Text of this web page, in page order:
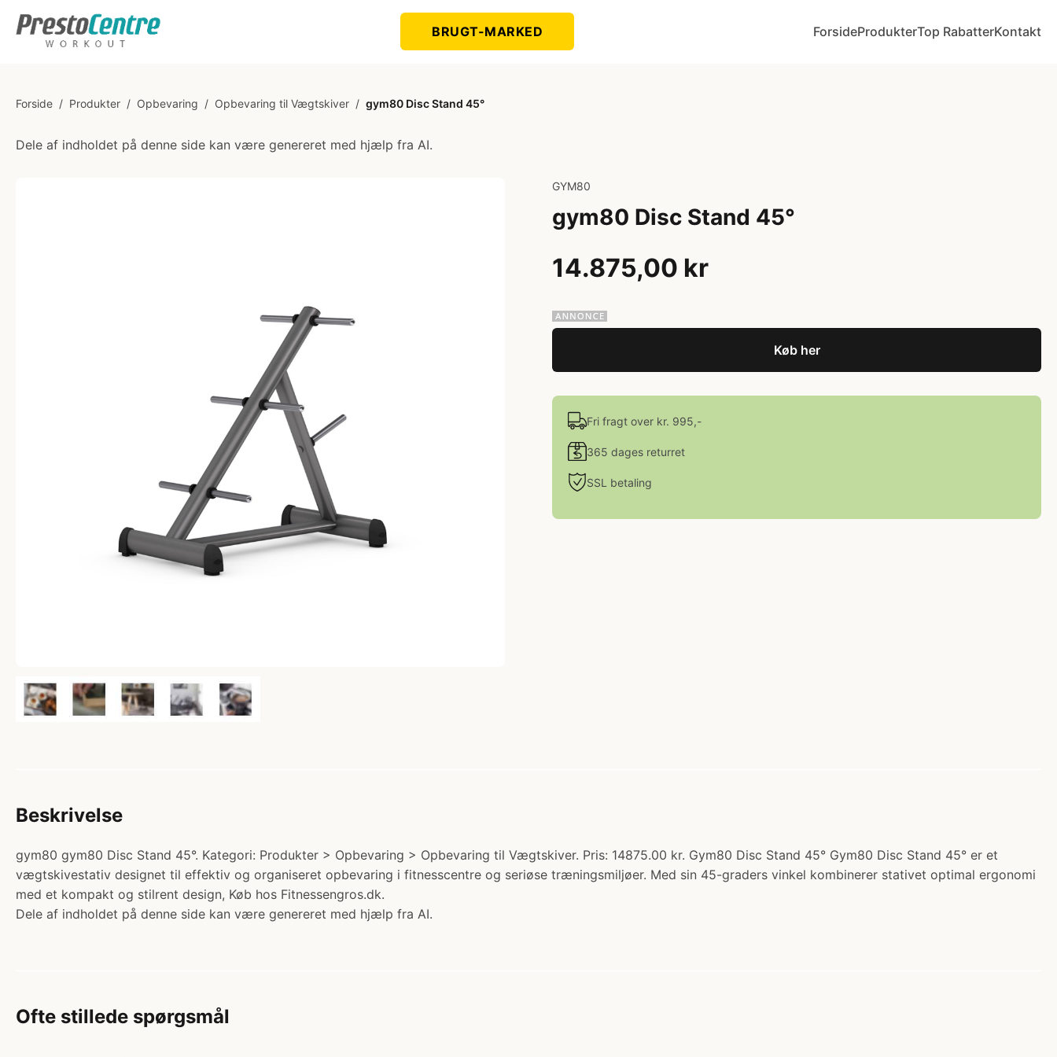
BRUGT-MARKED ForsideProdukterTop RabatterKontakt
Forside / Produkter / Opbevaring / Opbevaring til Vægtskiver / gym80 Disc Stand 45°
Dele af indholdet på denne side kan være genereret med hjælp fra AI.
GYM80
gym80 Disc Stand 45°
14.875,00 kr
Køb her
Fri fragt over kr. 995,-
365 dages returret
SSL betaling
Beskrivelse
gym80 gym80 Disc Stand 45°. Kategori: Produkter > Opbevaring > Opbevaring til Vægtskiver. Pris: 14875.00 kr. Gym80 Disc Stand 45° Gym80 Disc Stand 45° er et
vægtskivestativ designet til effektiv og organiseret opbevaring i fitnesscentre og seriøse træningsmiljøer. Med sin 45-graders vinkel kombinerer stativet optimal ergonomi
med et kompakt og stilrent design, Køb hos Fitnessengros.dk.
Dele af indholdet på denne side kan være genereret med hjælp fra AI.
Ofte stillede spørgsmål